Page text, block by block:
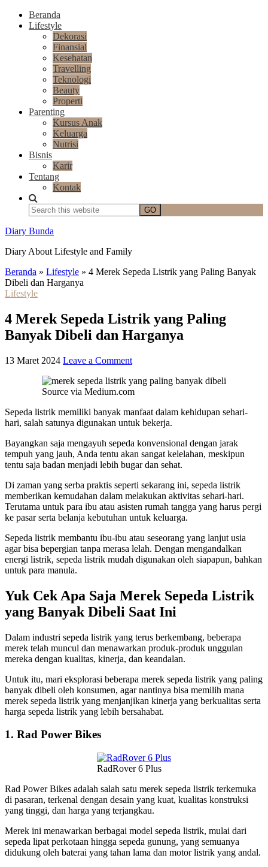
Beranda
Lifestyle
Dekorasi
Finansial
Kesehatan
Travelling
Teknologi
Beauty
Properti
Parenting
Kursus Anak
Keluarga
Nutrisi
Bisnis
Karir
Tentang
Kontak
Diary Bunda
Diary About Lifestyle and Family
Beranda » Lifestyle » 4 Merek Sepeda Listrik yang Paling Banyak
Dibeli dan Harganya
Lifestyle
4 Merek Sepeda Listrik yang Paling
Banyak Dibeli dan Harganya
13 Maret 2024 Leave a Comment
Source via Medium.com
Sepeda listrik memiliki banyak manfaat dalam kehidupan sehari-
hari, salah satunya digunakan untuk bekerja.
Bayangkan saja mengayuh sepeda konvensional dengan jarak
tempuh yang jauh, Anda tentu akan sangat kelelahan, meskipun
tentu saja badan menjadi lebih bugar dan sehat.
Di zaman yang serba praktis seperti sekarang ini, sepeda listrik
memberikan kemudahan dalam melakukan aktivitas sehari-hari.
Terutama untuk para ibu atau asisten rumah tangga yang harus pergi
ke pasar serta belanja kebutuhan untuk keluarga.
Sepeda listrik membantu ibu-ibu atau seseorang yang lanjut usia
agar bisa bepergian tanpa merasa lelah. Dengan mengandalkan
energi listrik, sepeda listrik mudah digunakan oleh siapapun, bahkan
untuk para manula.
Yuk Cek Apa Saja Merek Sepeda Listrik
yang Banyak Dibeli Saat Ini
Dalam industri sepeda listrik yang terus berkembang, beberapa
merek telah muncul dan menawarkan produk-produk unggulan
mereka dengan kualitas, kinerja, dan keandalan.
Untuk itu, mari eksplorasi beberapa merek sepeda listrik yang paling
banyak dibeli oleh konsumen, agar nantinya bisa memilih mana
merek sepeda listrik yang menjanjikan kinerja yang berkualitas serta
harga sepeda listrik yang lebih bersahabat.
1. Rad Power Bikes
RadRover 6 Plus
Rad Power Bikes adalah salah satu merek sepeda listrik terkemuka
di pasaran, terkenal dengan desain yang kuat, kualitas konstruksi
yang tinggi, dan harga yang terjangkau.
Merek ini menawarkan berbagai model sepeda listrik, mulai dari
sepeda lipat perkotaan hingga sepeda gunung, yang semuanya
didukung oleh baterai yang tahan lama dan motor listrik yang andal.